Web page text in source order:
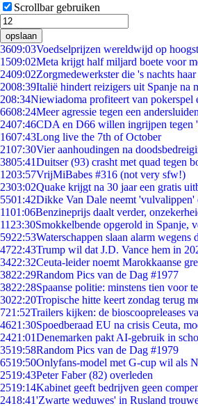
Scrollbar gebruiken
opslaan
3609:03Voedselprijzen wereldwijd op
1509:02Meta krijgt half miljard boete voor
2409:02Zorgmedewerkster die 's nachts
2008:39Italië hindert reizigers uit Spanje na
208:34Niewiadoma profiteert van pokerspel
6608:24Meer agressie tegen een
2407:46CDA en D66 willen ingrijpen tegen
1607:43Long live the 7th of October
2107:30Vier aanhoudingen na
3805:41Duitser (93) crasht met quad tegen
1203:57VrijMiBabes #316 (not very sfw!)
2303:02Quake krijgt na 30 jaar een gratis
5501:42Dikke Van Dale neemt 'vulvalippen'
1101:06Benzineprijs daalt verder,
11 23:30Smokkelbende opgerold in Spanje,
5922:53Waterschappen slaan alarm wegens
4722:43Trump wil dat J.D. Vance hem in
3422:32Ceuta-leider noemt Marokkaanse
3822:29Random Pics van de Dag #1977
3822:28Spaanse politie: minstens tien voor
3022:20Tropische hitte keert zondag terug
721:52Trailers kijken: de bioscoopreleases
4621:30Spoedberaad EU na crisis Ceuta,
2421:01Denemarken pakt AI-gebruik in
3519:58Random Pics van de Dag #1979
6519:50Onlyfans-model met G-cup wil als
2519:43Peter Faber (82) overleden
2519:14Kabinet geeft bedrijven geen
2418:41'Zwarte weduwes' in Rusland